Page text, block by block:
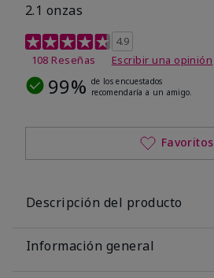
2.1 onzas
Calificación de clientes de 5 de 5
4.9
108 Reseñas
Escribir una opinión
99% de los encuestados
recomendaría a un amigo.
Favoritos
Descripción del producto
Información general